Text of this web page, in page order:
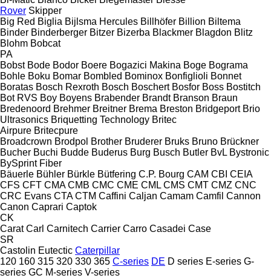
Rover Skipper
Big Red Biglia Bijlsma Hercules Billhöfer Billion Biltema
Binder Binderberger Bitzer Bizerba Blackmer Blagdon Blitz
Blohm Bobcat
PA
Bobst Bode Bodor Boere Bogazici Makina Boge Bograma
Bohle Boku Bomar Bombled Bominox Bonfiglioli Bonnet
Boratas Bosch Rexroth Bosch Boschert Bosfor Boss Bostitch
Bot RVS Boy Boyens Brabender Brandt Branson Braun
Bredenoord Brehmer Breitner Brema Breston Bridgeport Brio
Ultrasonics Briquetting Technology Britec
Airpure Britecpure
Broadcrown Brodpol Brother Bruderer Bruks Bruno Brückner
Bucher Buchi Budde Buderus Burg Busch Butler BvL Bystronic
BySprint Fiber
Bäuerle Bühler Bürkle Bütfering C.P. Bourg CAM CBI CEIA
CFS CFT CMA CMB CMC CME CML CMS CMT CMZ CNC
CRC Evans CTA CTM Caffini Caljan Camam Camfil Cannon
Canon Caprari Captok
CK
Carat Carl Carnitech Carrier Carro Casadei Case
SR
Castolin Eutectic Caterpillar
120 160 315 320 330 365 C-series DE D series E-series G-
series GC M-series V-series